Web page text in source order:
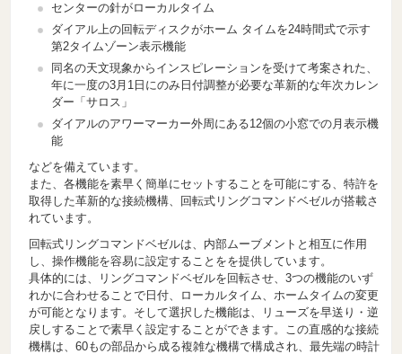
センターの針がローカルタイム
ダイアル上の回転ディスクがホーム タイムを24時間式で示す
第2タイムゾーン表示機能
同名の天文現象からインスピレーションを受けて考案された、
年に一度の3月1日にのみ日付調整が必要な革新的な年次カレン
ダー「サロス」
ダイアルのアワーマーカー外周にある12個の小窓での月表示機
能
などを備えています。
また、各機能を素早く簡単にセットすることを可能にする、特許を
取得した革新的な接続機構、回転式リングコマンドベゼルが搭載さ
れています。
回転式リングコマンドベゼルは、内部ムーブメントと相互に作用
し、操作機能を容易に設定することをを提供しています。
具体的には、リングコマンドベゼルを回転させ、3つの機能のいず
れかに合わせることで日付、ローカルタイム、ホームタイムの変更
が可能となります。そして選択した機能は、リューズを早送り・逆
戻しすることで素早く設定することができます。この直感的な接続
機構は、60もの部品から成る複雑な機構で構成され、最先端の時計